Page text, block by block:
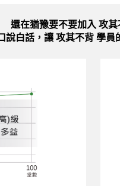
還在猶豫要不要加入 攻其
說白話，讓 攻其不背 學員